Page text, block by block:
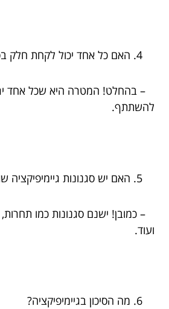
האם כל אחד יכול לקחת חלק
– בהחלט! המטרה היא שכל אחד
להשתתף.
האם יש סגנונות גיימיפיקציה
– כמובן! ישנם סגנונות כמו
ועוד.
מה הסיכון בגיימיפיקציה?